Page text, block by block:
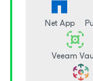
Net App
Veeam